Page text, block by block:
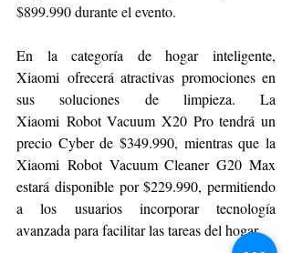
$899.990 durante el evento.
En la categoría de hogar inteligente,
Xiaomi ofrecerá atractivas promociones en
sus soluciones de limpieza. La
Xiaomi Robot Vacuum X20 Pro tendrá un
precio Cyber de $349.990, mientras que la
Xiaomi Robot Vacuum Cleaner G20 Max
estará disponible por $229.990, permitiendo
a los usuarios incorporar tecnología
avanzada para facilitar las tareas del hogar.